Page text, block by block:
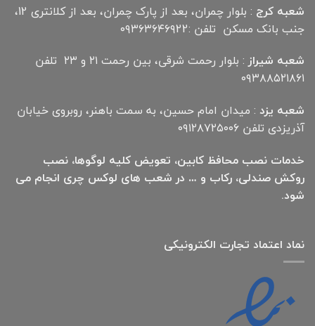
شعبه کرج
: بلوار چمران، بعد از پارک چمران، بعد از کلانتری 12،
جنب بانک مسکن تلفن :۰۹۳۶۳۶۴۶۹22
شعبه شیراز
: بلوار رحمت شرقی، بین رحمت ۲۱ و ۲۳ تلفن
۰۹۳۸۸۵۲۱۸۶۱
شعبه یزد : میدان امام حسین، به سمت باهنر، روبروی خیابان
آذریزدی تلفن ۰۹۱۲۸۷۲۵۰۰۶
خدمات نصب محافظ کابین، تعویض کلیه لوگوها، نصب
روکش صندلی، رکاب و … در شعب های لوکس چری انجام می
شود.
نماد اعتماد تجارت الكترونیكی